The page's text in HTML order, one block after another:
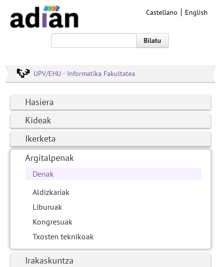
Castellano English
Bilatu
UPV/EHU · Informatika Fakultatea
Hasiera
Kideak
Ikerketa
Argitalpenak
Denak
Aldizkariak
Liburuak
Kongresuak
Txosten teknikoak
Irakaskuntza